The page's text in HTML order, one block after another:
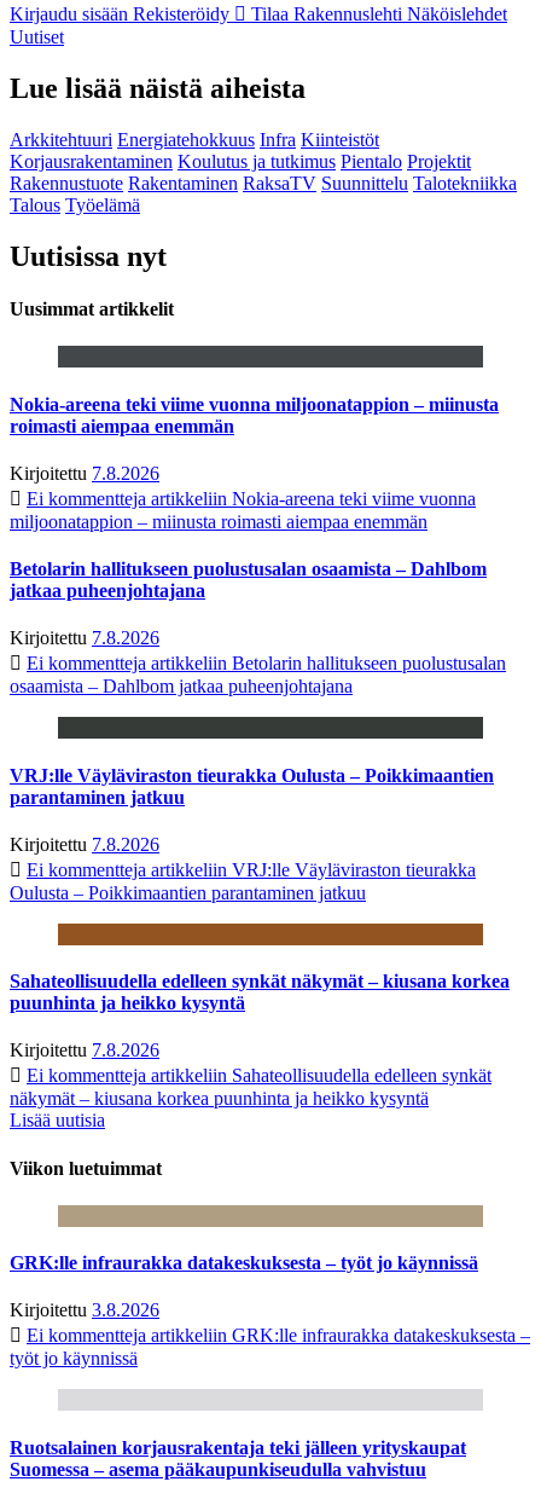
Kirjaudu sisään Rekisteröidy Tilaa Rakennuslehti Näköislehdet
Uutiset
Lue lisää näistä aiheista
Arkkitehtuuri Energiatehokkuus Infra Kiinteistöt
Korjausrakentaminen Koulutus ja tutkimus Pientalo Projektit
Rakennustuote Rakentaminen RaksaTV Suunnittelu Talotekniikka
Talous Työelämä
Uutisissa nyt
Uusimmat artikkelit
Nokia-areena teki viime vuonna miljoonatappion – miinusta
roimasti aiempaa enemmän
Kirjoitettu 7.8.2026
Ei kommentteja artikkeliin Nokia-areena teki viime vuonna
miljoonatappion – miinusta roimasti aiempaa enemmän
Betolarin hallitukseen puolustusalan osaamista – Dahlbom
jatkaa puheenjohtajana
Kirjoitettu 7.8.2026
Ei kommentteja artikkeliin Betolarin hallitukseen puolustusalan
osaamista – Dahlbom jatkaa puheenjohtajana
VRJ:lle Väyläviraston tieurakka Oulusta – Poikkimaantien
parantaminen jatkuu
Kirjoitettu 7.8.2026
Ei kommentteja artikkeliin VRJ:lle Väyläviraston tieurakka
Oulusta – Poikkimaantien parantaminen jatkuu
Sahateollisuudella edelleen synkät näkymät – kiusana korkea
puunhinta ja heikko kysyntä
Kirjoitettu 7.8.2026
Ei kommentteja artikkeliin Sahateollisuudella edelleen synkät
näkymät – kiusana korkea puunhinta ja heikko kysyntä
Lisää uutisia
Viikon luetuimmat
GRK:lle infraurakka datakeskuksesta – työt jo käynnissä
Kirjoitettu 3.8.2026
Ei kommentteja artikkeliin GRK:lle infraurakka datakeskuksesta –
työt jo käynnissä
Ruotsalainen korjausrakentaja teki jälleen yrityskaupat
Suomessa – asema pääkaupunkiseudulla vahvistuu